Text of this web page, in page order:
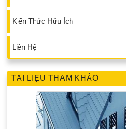
Kiến Thức Hữu Ích
Liên Hệ
TÀI LIỆU THAM KHẢO